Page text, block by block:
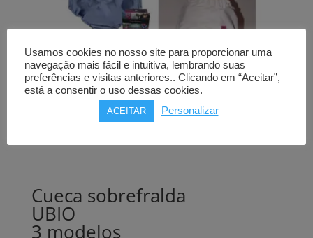
Cueca sobrefralda
UBIO
3 modelos
Usamos cookies no nosso site para proporcionar uma
navegação mais fácil e intuitiva, lembrando suas
preferências e visitas anteriores.. Clicando em “Aceitar”,
está a consentir o uso dessas cookies.
ACEITAR Personalizar